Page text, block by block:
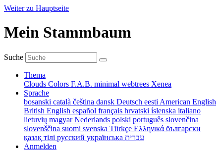
Weiter zu Hauptseite
Mein Stammbaum
Suche
Thema
Clouds Colors F.A.B. minimal webtrees Xenea
Sprache
bosanski català čeština dansk Deutsch eesti American English
British English español français hrvatski íslenska italiano
lietuvių magyarNederlands polski português slovenčina
slovenščina suomi svenska Türkçe Ελληνικά български
қазақ тілі русский українська עברית
Anmelden